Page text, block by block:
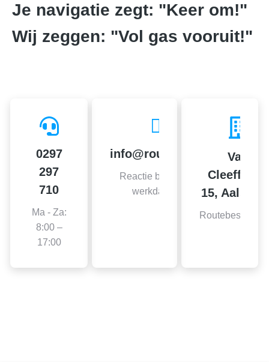
Je navigatie zegt: "Keer om!"
Wij zeggen: "Vol gas vooruit!"
0297
297
710
Ma - Za:
8:00 –
17:00
info@route95.nl
Reactie binnen 2
werkdagen
Van
Cleeffkade
15,